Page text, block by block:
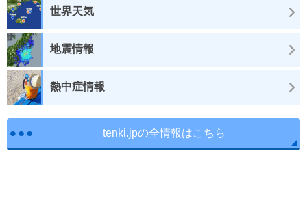
世界天気
地震情報
熱中症情報
tenki.jpの全情報はこちら